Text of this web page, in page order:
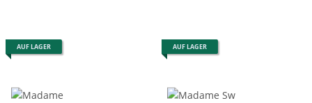
AUF LAGER AUF LAGER